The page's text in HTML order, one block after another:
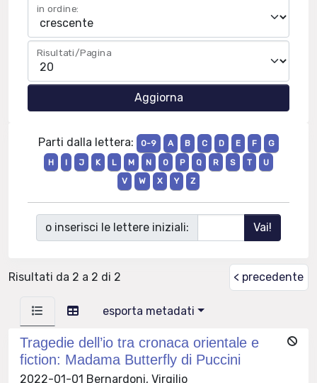
in ordine:
Risultati/Pagina
Parti dalla lettera: 0-9 A B C D E F
G
H
I J K L M N O P Q R S T
U
V
W X Y Z
o inserisci le lettere iniziali:
Risultati da 2 a 2 di 2 < precedente
esporta metadati
Tragedie dell’io tra cronaca orientale e
fiction: Madama Butterfly di Puccini
2022-01-01 Bernardoni, Virgilio